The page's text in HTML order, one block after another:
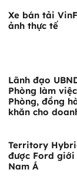
Xe bán tải
ảnh thực tế
Lãnh đạo
Phòng làm
Phòng, đồng
khăn cho
Territory
được Ford
Nam Á